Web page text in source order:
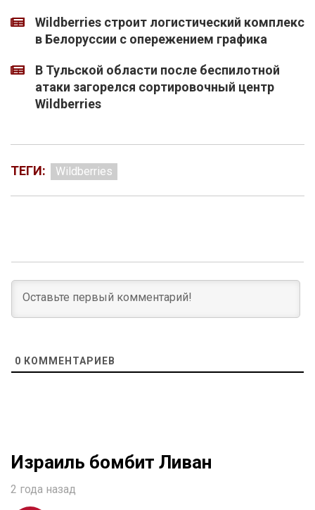
Wildberries строит логистический комплекс
в Белоруссии с опережением графика
В Тульской области после беспилотной
атаки загорелся сортировочный центр
Wildberries
ТЕГИ: Wildberries
0 КОММЕНТАРИЕВ
Израиль бомбит Ливан
2 года назад